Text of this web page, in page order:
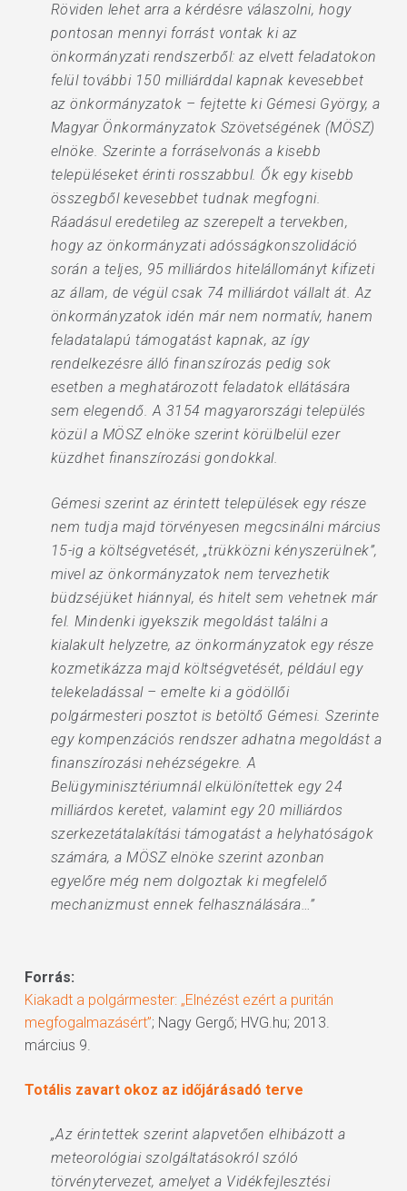
Röviden lehet arra a kérdésre válaszolni, hogy
pontosan mennyi forrást vontak ki az
önkormányzati rendszerből: az elvett feladatokon
felül további 150 milliárddal kapnak kevesebbet
az önkormányzatok – fejtette ki Gémesi György, a
Magyar Önkormányzatok Szövetségének (MÖSZ)
elnöke. Szerinte a forráselvonás a kisebb
településeket érinti rosszabbul. Ők egy kisebb
összegből kevesebbet tudnak megfogni.
Ráadásul eredetileg az szerepelt a tervekben,
hogy az önkormányzati adósságkonszolidáció
során a teljes, 95 milliárdos hitelállományt kifizeti
az állam, de végül csak 74 milliárdot vállalt át. Az
önkormányzatok idén már nem normatív, hanem
feladatalapú támogatást kapnak, az így
rendelkezésre álló finanszírozás pedig sok
esetben a meghatározott feladatok ellátására
sem elegendő. A 3154 magyarországi település
közül a MÖSZ elnöke szerint körülbelül ezer
küzdhet finanszírozási gondokkal.
Gémesi szerint az érintett települések egy része
nem tudja majd törvényesen megcsinálni március
15-ig a költségvetését, „trükközni kényszerülnek”,
mivel az önkormányzatok nem tervezhetik
büdzséjüket hiánnyal, és hitelt sem vehetnek már
fel. Mindenki igyekszik megoldást találni a
kialakult helyzetre, az önkormányzatok egy része
kozmetikázza majd költségvetését, például egy
telekeladással – emelte ki a gödöllői
polgármesteri posztot is betöltő Gémesi. Szerinte
egy kompenzációs rendszer adhatna megoldást a
finanszírozási nehézségekre. A
Belügyminisztériumnál elkülönítettek egy 24
milliárdos keretet, valamint egy 20 milliárdos
szerkezetátalakítási támogatást a helyhatóságok
számára, a MÖSZ elnöke szerint azonban
egyelőre még nem dolgoztak ki megfelelő
mechanizmust ennek felhasználására…”
Forrás:
Kiakadt a polgármester: „Elnézést ezért a puritán
megfogalmazásért”; Nagy Gergő; HVG.hu; 2013.
március 9.
Totális zavart okoz az időjárásadó terve
„Az érintettek szerint alapvetően elhibázott a
meteorológiai szolgáltatásokról szóló
törvénytervezet, amelyet a Vidékfejlesztési